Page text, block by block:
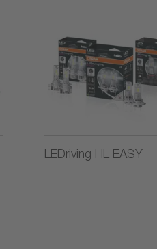
LEDriving HL EASY